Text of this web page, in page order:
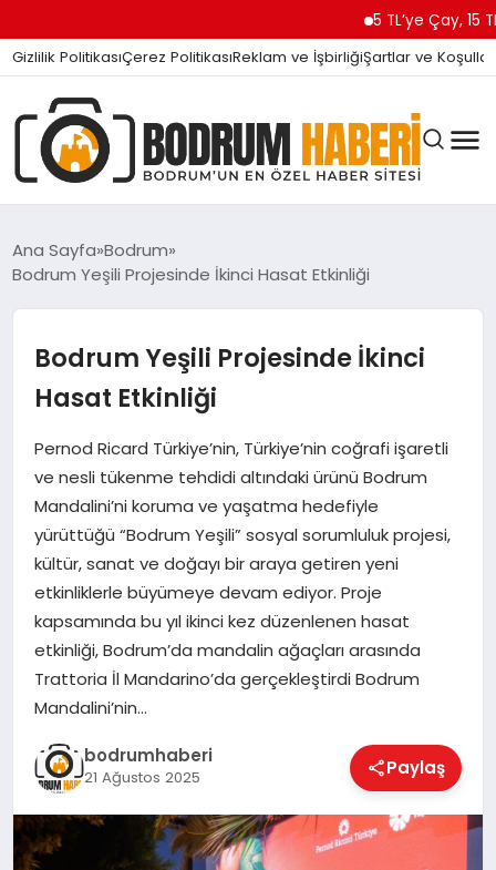
5 TL’ye Çay, 15 TL’ye
Gizlilik PolitikasıÇerez PolitikasıReklam ve İşbirliğiŞartlar ve Koşullar
BODRUM BODRUM
SIYASET
MAGAZIN
KÖŞE YAZILARI
YAŞAM
SPOR
MUĞLA
Ana Sayfa Bodrum
Bodrum Yeşili Projesinde İkinci Hasat Etkinliği
Bodrum Yeşili Projesinde İkinci
Hasat Etkinliği
Pernod Ricard Türkiye’nin, Türkiye’nin coğrafi işaretli
ve nesli tükenme tehdidi altındaki ürünü Bodrum
Mandalini’ni koruma ve yaşatma hedefiyle
yürüttüğü “Bodrum Yeşili” sosyal sorumluluk projesi,
kültür, sanat ve doğayı bir araya getiren yeni
etkinliklerle büyümeye devam ediyor. Proje
kapsamında bu yıl ikinci kez düzenlenen hasat
etkinliği, Bodrum’da mandalin ağaçları arasında
Trattoria İl Mandarino’da gerçekleştirdi Bodrum
Mandalini’nin…
bodrumhaberi
21 Ağustos 2025 Paylaş